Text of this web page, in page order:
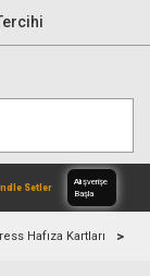
Hafıza Kartları